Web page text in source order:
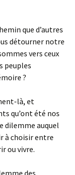
que d’autres
détourner notre
vers ceux
peuples
?
là, et
qu’ont été nos
dilemme auquel
à choisir entre
ou vivre.
des